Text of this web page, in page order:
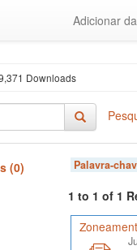
Adicionar
Downloads
(0)
Palavra-
1 to 1 of 1